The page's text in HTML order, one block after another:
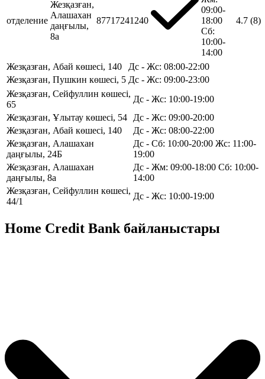
отделение
Жезқазған,
Алашахан
даңғылы,
8а
87717241240
09:00-
18:00
Сб:
10:00-
14:00
4.7 (8)
Жезқазған, Абай көшесі, 140
Дс - Жс: 08:00-22:00
Жезқазған, Пушкин көшесі, 5 Дс - Жс: 09:00-23:00
Жезқазған, Сейфуллин көшесі,
65
Дс - Жс: 10:00-19:00
Жезқазған, Ұлытау көшесі, 54
Дс - Жс: 09:00-20:00
Жезқазған, Абай көшесі, 140
Дс - Жс: 08:00-22:00
Жезқазған, Алашахан
даңғылы, 24Б
Дс - Сб: 10:00-20:00 Жс: 11:00-
19:00
Жезқазған, Алашахан
даңғылы, 8а
Дс - Жм: 09:00-18:00 Сб: 10:00-
14:00
Жезқазған, Сейфуллин көшесі,
44/1
Дс - Жс: 10:00-19:00
Home Credit Bank байланыстары